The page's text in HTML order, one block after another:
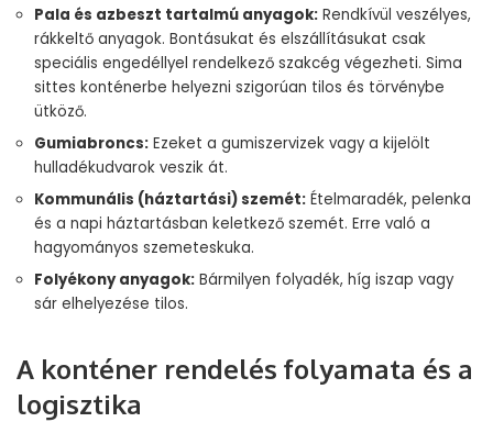
Pala és azbeszt tartalmú anyagok: Rendkívül veszélyes,
rákkeltő anyagok. Bontásukat és elszállításukat csak
speciális engedéllyel rendelkező szakcég végezheti. Sima
sittes konténerbe helyezni szigorúan tilos és törvénybe
ütköző.
Gumiabroncs: Ezeket a gumiszervizek vagy a kijelölt
hulladékudvarok veszik át.
Kommunális (háztartási) szemét: Ételmaradék, pelenka
és a napi háztartásban keletkező szemét. Erre való a
hagyományos szemeteskuka.
Folyékony anyagok: Bármilyen folyadék, híg iszap vagy
sár elhelyezése tilos.
A konténer rendelés folyamata és a
logisztika